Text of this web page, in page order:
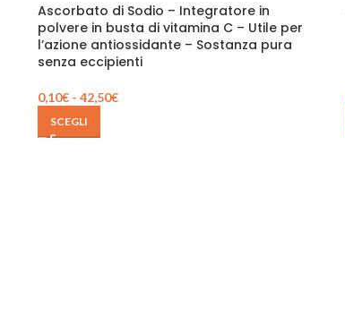
Ascorbato di Sodio – Integratore in
polvere in busta di vitamina C – Utile per
l’azione antiossidante – Sostanza pura
senza eccipienti
0,10€ - 42,50€
SCEGLI